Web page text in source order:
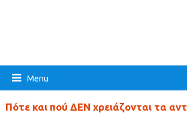
Menu
Πότε και πού ΔΕΝ χρειάζονται τα